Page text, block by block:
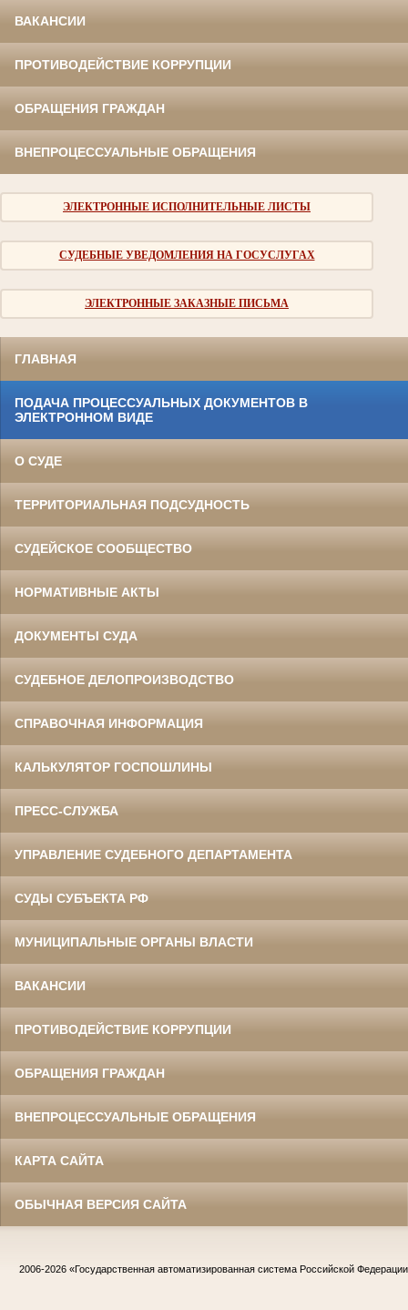
ВАКАНСИИ
ПРОТИВОДЕЙСТВИЕ КОРРУПЦИИ
ОБРАЩЕНИЯ ГРАЖДАН
ВНЕПРОЦЕССУАЛЬНЫЕ ОБРАЩЕНИЯ
ЭЛЕКТРОННЫЕ ИСПОЛНИТЕЛЬНЫЕ ЛИСТЫ
СУДЕБНЫЕ УВЕДОМЛЕНИЯ НА ГОСУСЛУГАХ
ЭЛЕКТРОННЫЕ ЗАКАЗНЫЕ ПИСЬМА
ГЛАВНАЯ
ПОДАЧА ПРОЦЕССУАЛЬНЫХ ДОКУМЕНТОВ В
ЭЛЕКТРОННОМ ВИДЕ
О СУДЕ
ТЕРРИТОРИАЛЬНАЯ ПОДСУДНОСТЬ
СУДЕЙСКОЕ СООБЩЕСТВО
НОРМАТИВНЫЕ АКТЫ
ДОКУМЕНТЫ СУДА
СУДЕБНОЕ ДЕЛОПРОИЗВОДСТВО
СПРАВОЧНАЯ ИНФОРМАЦИЯ
КАЛЬКУЛЯТОР ГОСПОШЛИНЫ
ПРЕСС-СЛУЖБА
УПРАВЛЕНИЕ СУДЕБНОГО ДЕПАРТАМЕНТА
СУДЫ СУБЪЕКТА РФ
МУНИЦИПАЛЬНЫЕ ОРГАНЫ ВЛАСТИ
ВАКАНСИИ
ПРОТИВОДЕЙСТВИЕ КОРРУПЦИИ
ОБРАЩЕНИЯ ГРАЖДАН
ВНЕПРОЦЕССУАЛЬНЫЕ ОБРАЩЕНИЯ
КАРТА САЙТА
ОБЫЧНАЯ ВЕРСИЯ САЙТА
2006-2026 «Государственная автоматизированная система Российской